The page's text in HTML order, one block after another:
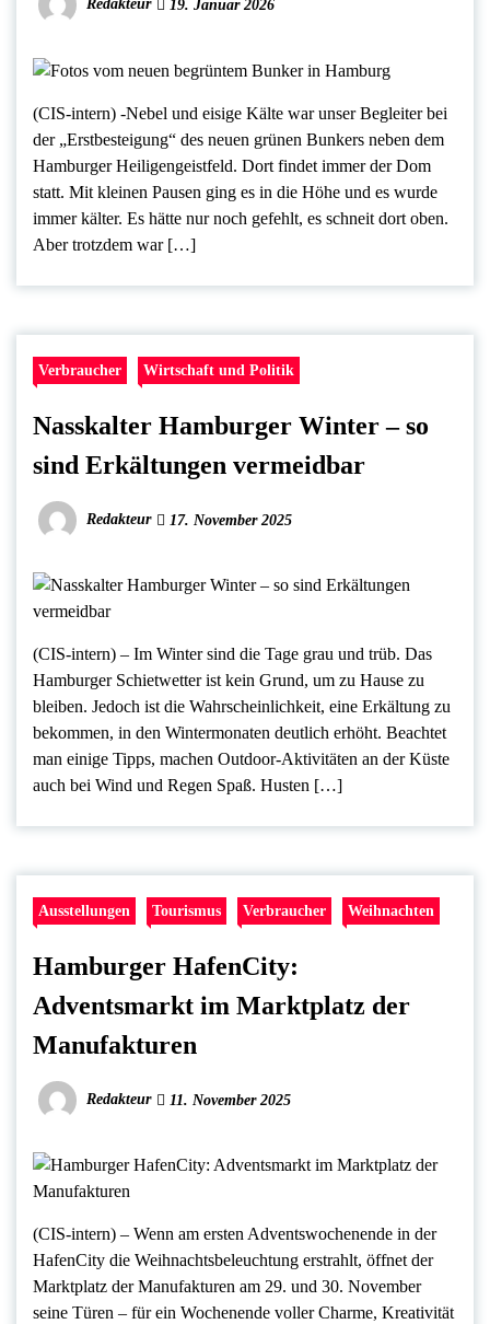
Redakteur 19. Januar 2026
(CIS-intern) -Nebel und eisige Kälte war unser Begleiter bei
der „Erstbesteigung“ des neuen grünen Bunkers neben dem
Hamburger Heiligengeistfeld. Dort findet immer der Dom
statt. Mit kleinen Pausen ging es in die Höhe und es wurde
immer kälter. Es hätte nur noch gefehlt, es schneit dort oben.
Aber trotzdem war […]
Verbraucher Wirtschaft und Politik
Nasskalter Hamburger Winter – so
sind Erkältungen vermeidbar
Redakteur 17. November 2025
(CIS-intern) – Im Winter sind die Tage grau und trüb. Das
Hamburger Schietwetter ist kein Grund, um zu Hause zu
bleiben. Jedoch ist die Wahrscheinlichkeit, eine Erkältung zu
bekommen, in den Wintermonaten deutlich erhöht. Beachtet
man einige Tipps, machen Outdoor-Aktivitäten an der Küste
auch bei Wind und Regen Spaß. Husten […]
Ausstellungen Tourismus Verbraucher Weihnachten
Hamburger HafenCity:
Adventsmarkt im Marktplatz der
Manufakturen
Redakteur 11. November 2025
(CIS-intern) – Wenn am ersten Adventswochenende in der
HafenCity die Weihnachtsbeleuchtung erstrahlt, öffnet der
Marktplatz der Manufakturen am 29. und 30. November
seine Türen – für ein Wochenende voller Charme, Kreativität